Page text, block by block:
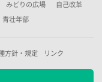
みどりの広場 自己改革
青壮年部
方針・規定 リンク